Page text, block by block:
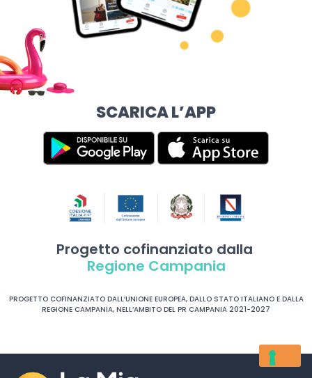
SCARICA L’APP
Progetto cofinanziato dalla
Regione Campania
PROGETTO COFINANZIATO DALL’UNIONE EUROPEA, DALLO STATO ITALIANO E DALLA
REGIONE CAMPANIA, NELL’AMBITO DEL PR CAMPANIA 2021-2027